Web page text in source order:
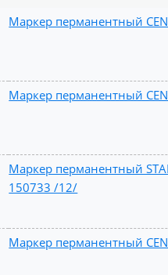
Маркер перманентный
Маркер перманентный
Маркер перманентный
150733 /12/
Маркер перманентный